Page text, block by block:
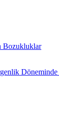
Bozukluklar
Döneminde